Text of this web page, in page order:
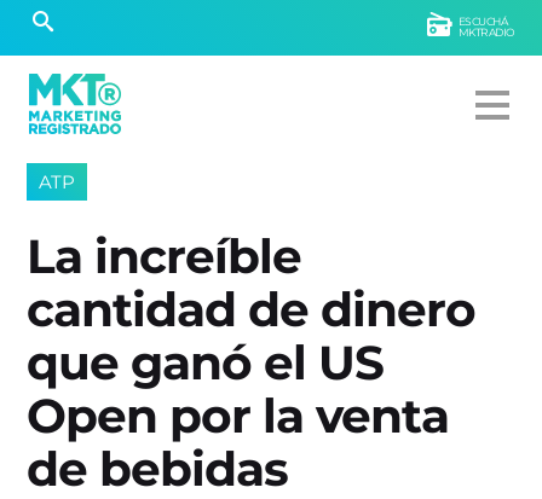
ESCUCHÁ
MKTRADIO
ATP
La increíble
cantidad de dinero
que ganó el US
Open por la venta
de bebidas